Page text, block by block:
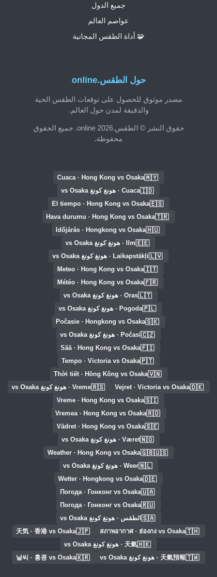
حول الطقس.online
مصدر موثوق للحصول على توقعات الطقس الحية
والدقيقة لمدن حول العالم.
حقوق النشر © الطقس.online 2026. جميع الحقوق
محفوظة.
جميع الدول
عواصم العالم
🧩 أداة الطقس المجانية
🇲🇾
Cuaca · Hong Kong vs Osaka
🇮🇩Cuaca · هونغ كونغ vs Osaka
🇪🇸
El tiempo · Hong Kong vs Osaka
🇹🇷
Hava durumu · Hong Kong vs Osaka
🇭🇺
Időjárás · Hongkong vs Osaka
🇪🇪Ilm · هونغ كونغ vs Osaka
🇱🇻Laikapstākļi · هونغ كونغ vs Osaka
🇮🇹
Meteo · Hong Kong vs Osaka
🇫🇷
Météo · Hong Kong vs Osaka
🇱🇹Oras · هونغ كونغ vs Osaka
🇵🇱Pogoda · هونغ كونغ vs Osaka
🇸🇰
Počasie · Hongkong vs Osaka
🇨🇿Počasí · هونغ كونغ vs Osaka
🇫🇮
Sää · Hong Kong vs Osaka
🇵🇹
Tempo · Victoria vs Osaka
🇻🇳
Thời tiết · Hồng Kông vs Osaka
🇩🇰
Vejret · Victoria vs Osaka
🇷🇸Vreme · هونغ كونغ vs Osaka
🇸🇮
Vreme · Hong Kong vs Osaka
🇷🇴
Vremea · Hong Kong vs Osaka
🇸🇪
Vädret · Hong Kong vs Osaka
🇳🇴Været · هونغ كونغ vs Osaka
🇬🇧🇺🇸
Weather · Hong Kong vs Osaka
🇳🇱Weer · هونغ كونغ vs Osaka
🇩🇪
Wetter · Hongkong vs Osaka
🇺🇦
Погода · Гонконг vs Osaka
🇷🇺
Погода · Гонконг vs Osaka
🇸🇦 الطقس · هونغ كونغ vs Osaka
🇹🇭
สภาพอากาศ · ฮ่องกง vs Osaka
🇯🇵
天気 · 香港 vs Osaka
🇭🇰天氣 · هونغ كونغ vs Osaka
🇹🇼天氣預報 · هونغ كونغ vs Osaka 🇰🇷
날씨 · 홍콩 vs Osaka